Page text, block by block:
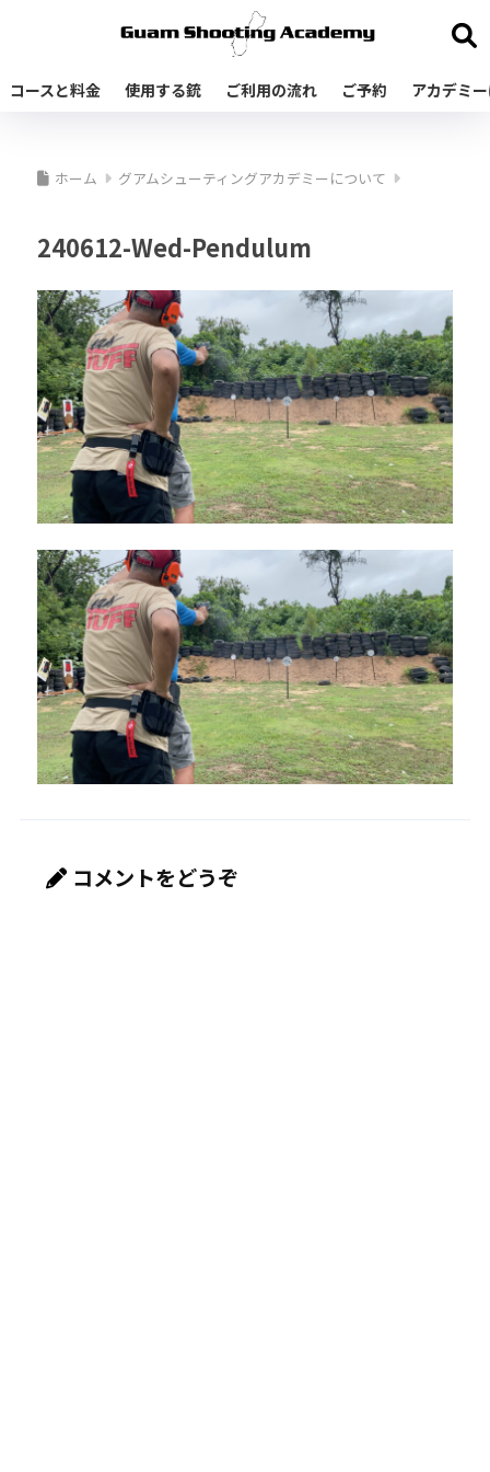
コースと料金 使用する銃 ご利用の流れ ご予約 アカデミ
ホーム グアムシューティングアカデミーについて
240612-Wed-Pendulum
コメントをどうぞ